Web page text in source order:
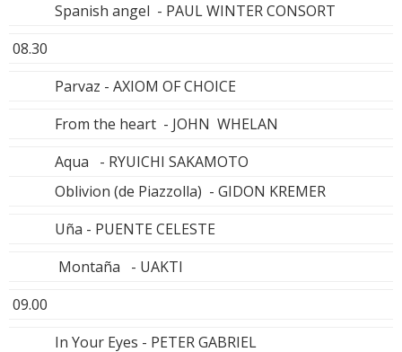
Spanish angel - PAUL WINTER CONSORT
08.30
Parvaz - AXIOM OF CHOICE
From the heart - JOHN WHELAN
Aqua - RYUICHI SAKAMOTO
Oblivion (de Piazzolla) - GIDON KREMER
Uña - PUENTE CELESTE
Montaña - UAKTI
09.00
In Your Eyes - PETER GABRIEL